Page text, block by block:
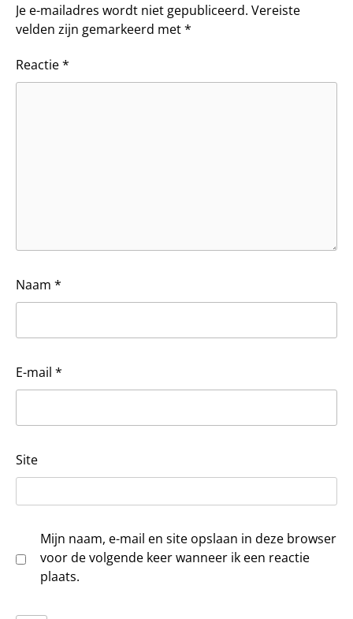
Je e-mailadres wordt niet gepubliceerd. Vereiste
velden zijn gemarkeerd met*
Reactie*
Naam *
E-mail *
Site
Mijn naam, e-mail en site opslaan in deze browser
voor de volgende keer wanneer ik een reactie
plaats.